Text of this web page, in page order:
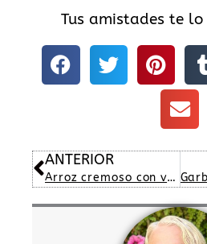
Tus amistades te
Ant
ANTERIOR
Arroz cremoso con verduras y pollo